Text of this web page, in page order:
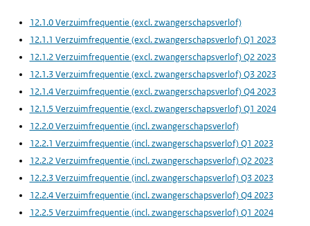
12.1.0 Verzuimfrequentie (excl. zwangerschapsverlof)
12.1.1 Verzuimfrequentie (excl. zwangerschapsverlof) Q1 2023
12.1.2 Verzuimfrequentie (excl. zwangerschapsverlof) Q2 2023
12.1.3 Verzuimfrequentie (excl. zwangerschapsverlof) Q3 2023
12.1.4 Verzuimfrequentie (excl. zwangerschapsverlof) Q4 2023
12.1.5 Verzuimfrequentie (excl. zwangerschapsverlof) Q1 2024
12.2.0 Verzuimfrequentie (incl. zwangerschapsverlof)
12.2.1 Verzuimfrequentie (incl. zwangerschapsverlof) Q1 2023
12.2.2 Verzuimfrequentie (incl. zwangerschapsverlof) Q2 2023
12.2.3 Verzuimfrequentie (incl. zwangerschapsverlof) Q3 2023
12.2.4 Verzuimfrequentie (incl. zwangerschapsverlof) Q4 2023
12.2.5 Verzuimfrequentie (incl. zwangerschapsverlof) Q1 2024